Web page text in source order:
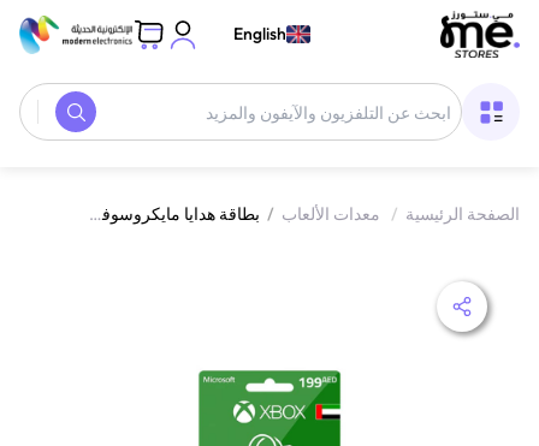
English
الصفحة الرئيسية / معدات الألعاب / بطاقة هدايا مايكروسوفت إكس بوكس لايف الإمارات 199 درهم إماراتي إرسال البطاقة الرقمية بالبريد الإلكتروني والرسائل أخضر